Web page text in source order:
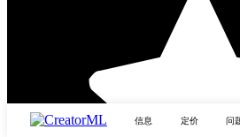
信息 定价 问